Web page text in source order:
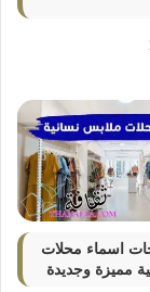
اسماء محلات
مميزة وجديدة